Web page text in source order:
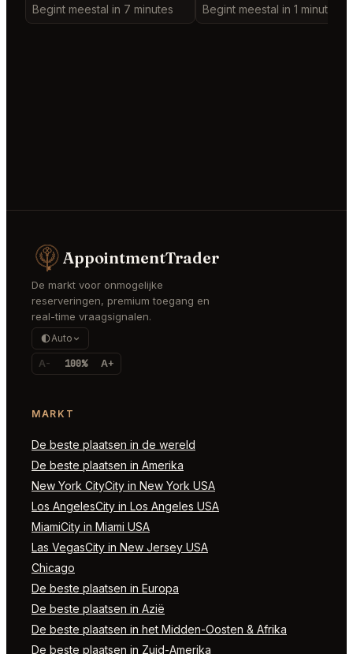
Begint meestal in 7 minutes
Begint meestal in 1 minute
AppointmentTrader
De markt voor onmogelijke
reserveringen, premium toegang en
real-time vraagsignalen.
Auto
A- 100% A+
MARKT
De beste plaatsen in de wereld
De beste plaatsen in Amerika
New York CityCity in New York USA
Los AngelesCity in Los Angeles USA
MiamiCity in Miami USA
Las VegasCity in New Jersey USA
Chicago
De beste plaatsen in Europa
De beste plaatsen in Azië
De beste plaatsen in het Midden-Oosten & Afrika
De beste plaatsen in Zuid-Amerika